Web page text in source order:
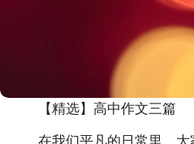
【精选】高中作文三篇